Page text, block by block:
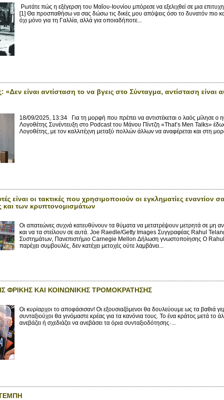
Ρωτάτε πώς η εξέγερση του Μαΐου-Ιουνίου μπόρεσε να εξελιχθεί σε μια
[1] Θα προσπαθήσω να σας δώσω τις δικές μου απόψεις όσο το δυνατόν πιο
όχι μόνο για τη Γαλλία, αλλά για οποιαδήποτε...
«Δεν είναι αντίσταση το να βγεις στο Σύνταγμα, αντίσταση είναι
18/09/2025, 13:34 Για τη μορφή που πρέπει να αντιστέκεται ο λαός μίλησε ο
Λογοθέτης Συνέντευξη στο Podcast του Μάνου Πίντζη «That’s Men Talks»
Λογοθέτης, με τον καλλιτέχνη μεταξύ πολλών άλλων να αναφέρεται και στη
είναι οι τακτικές που χρησιμοποιούν οι εγκληματίες εναντίον
και των κρυπτονομισμάτων
Οι απατεώνες συχνά κατευθύνουν τα θύματα να μετατρέψουν μετρητά σε μη
και να τα στείλουν σε αυτά. Joe Raedle/Getty Images Συγγραφέας Rahul
Συστημάτων, Πανεπιστήμιο Carnegie Mellon Δήλωση γνωστοποίησης Ο Rahul
παρέχει συμβουλές, δεν κατέχει μετοχές ούτε λαμβάνει...
ΦΡΙΚΗΣ ΚΑΙ ΚΟΙΝΩΝΙΚΗΣ ΤΡΟΜΟΚΡΑΤΗΣΗΣ
Οι κυρίαρχοι το αποφάσισαν! Οι εξουσιαζόμενοι θα δουλεύουμε ως τα βαθιά
συνταξιούχοι θα γινόμαστε κρέας για τα κανόνια τους. Το ένα κράτος μετά
ανεβάζει ή σχεδιάζει να ανεβάσει τα όρια συνταξιοδότησης·...